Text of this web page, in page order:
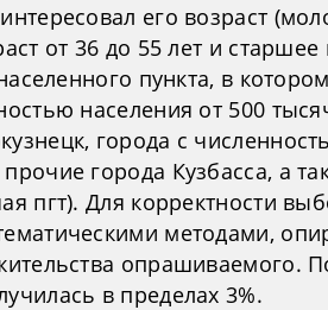
его возраст
от 36 до 55 лет и
пункта, в
населения от 500
города с
города Кузбасса, а
пгт). Для корректности
методами,
опрашиваемого.
в пределах 3%.